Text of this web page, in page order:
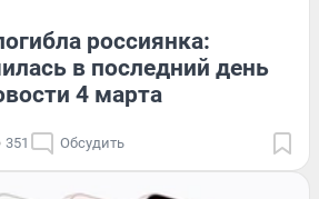
россиянка:
в последний день
4 марта
351 Обсудить